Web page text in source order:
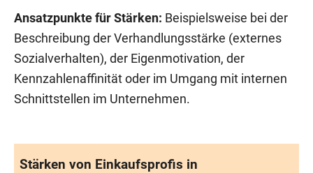
Ansatzpunkte für Stärken: Beispielsweise bei der
Beschreibung der Verhandlungsstärke (externes
Sozialverhalten), der Eigenmotivation, der
Kennzahlenaffinität oder im Umgang mit internen
Schnittstellen im Unternehmen.
Stärken von Einkaufsprofis in